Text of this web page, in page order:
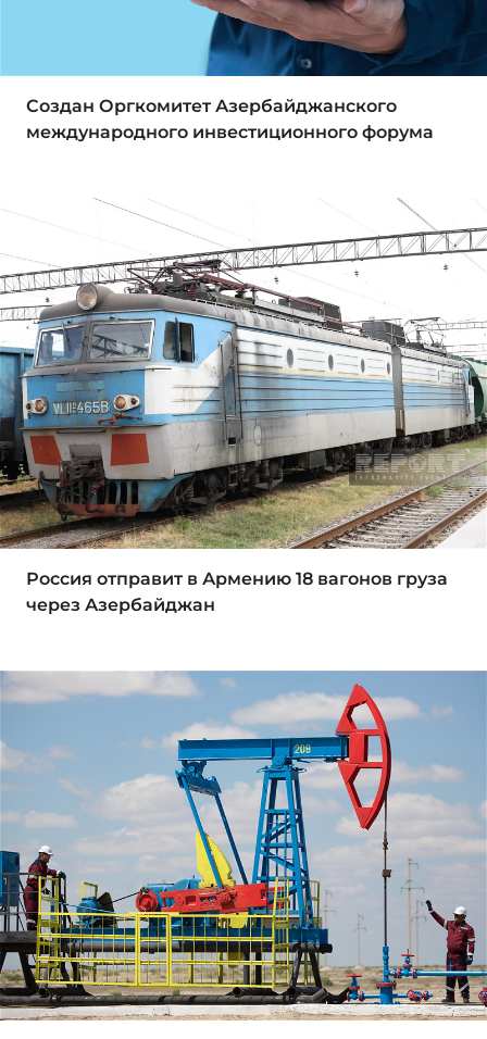
Создан Оргкомитет Азербайджанского
международного инвестиционного форума
Россия отправит в Армению 18 вагонов груза
через Азербайджан